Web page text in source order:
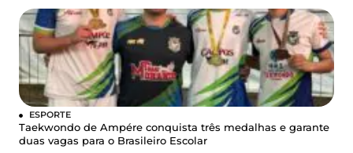
ESPORTE
Taekwondo de Ampére conquista três medalhas e garante
duas vagas para o Brasileiro Escolar